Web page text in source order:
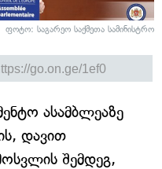
ფოტო: საგარეო საქმეთა სამინისტრო
ასამბლეაზე
დავით
შემდეგ,